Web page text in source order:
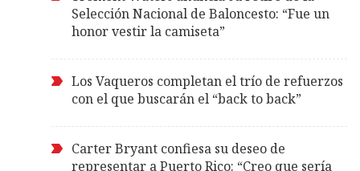
Selección Nacional de Baloncesto: “Fue un
honor vestir la camiseta”
Los Vaqueros completan el trío de refuerzos
con el que buscarán el “back to back”
Carter Bryant confiesa su deseo de
representar a Puerto Rico: “Creo que sería